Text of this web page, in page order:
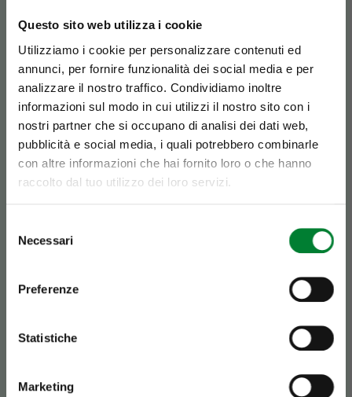
Questo sito web utilizza i cookie
Utilizziamo i cookie per personalizzare contenuti ed
annunci, per fornire funzionalità dei social media e per
analizzare il nostro traffico. Condividiamo inoltre
informazioni sul modo in cui utilizzi il nostro sito con i
nostri partner che si occupano di analisi dei dati web,
pubblicità e social media, i quali potrebbero combinarle
con altre informazioni che hai fornito loro o che hanno
raccolto dal tuo utilizzo dei loro servizi.
delNecessari
Preferenze
Statistiche
Marketing
Come si prepara
La banana è molto apprezzata non solo per il
suo sapore ma anche per la sua facilità di
consumo: basterà aprirla delicatamente,
partendo dal picciolo, e sbucciarla per gustarla
facilmente anche fuori casa! La banana può
essere aggiunta anche a macedonie e
utilizzata per preparare dolci e ottimi frullati.
Se è Battaglio,
è HASSolutamente
inconfondibile.